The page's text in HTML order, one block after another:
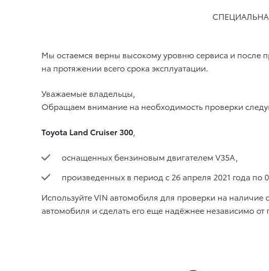
Мы остаемся верны высокому уровню сервиса и
на протяжении всего срока эксплуатации.
Уважаемые владельцы,
Обращаем внимание на необходимость проверки
Toyota Land Cruiser 300
оснащенных бензиновым двигателем V35A,
произведенных в период с 26 апреля 2021 года по
Используйте VIN автомобиля для проверки на наличие
автомобиля и сделать его еще надёжнее независимо от